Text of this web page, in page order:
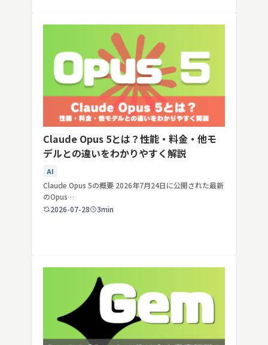
Claude Opus 5とは？性能・料金・他モ
デルとの違いをわかりやすく解説
AI
Claude Opus 5の概要 2026年7月24日に公開された最新
のOpus…
2026-07-28
3min